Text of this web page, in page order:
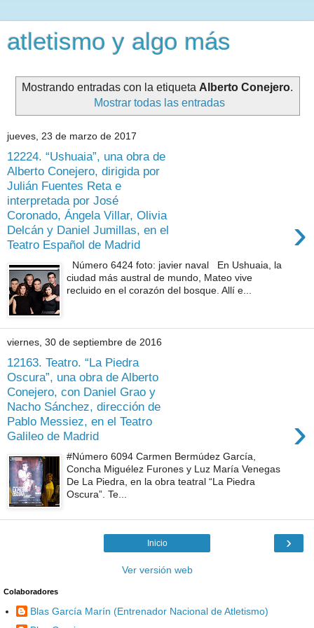
atletismo y algo más
Mostrando entradas con la etiqueta Alberto Conejero.
Mostrar todas las entradas
jueves, 23 de marzo de 2017
12224. “Ushuaia”, una obra de
Alberto Conejero, dirigida por
Julián Fuentes Reta e
interpretada por José
Coronado, Ángela Villar, Olivia
Delcán y Daniel Jumillas, en el
Teatro Español de Madrid
›
Número 6424 foto: javier naval En Ushuaia, la
ciudad más austral de mundo, Mateo vive
recluido en el corazón del bosque. Allí e...
viernes, 30 de septiembre de 2016
12163. Teatro. “La Piedra
Oscura”, una obra de Alberto
Conejero, con Daniel Grao y
Nacho Sánchez, dirección de
Pablo Messiez, en el Teatro
Galileo de Madrid
›
#Número 6094 Carmen Bermúdez García,
Concha Miguélez Furones y Luz María Venegas
De La Piedra, en la obra teatral “La Piedra
Oscura”. Te...
›
Inicio
Ver versión web
Colaboradores
Blas García Marín (Entrenador Nacional de Atletismo)